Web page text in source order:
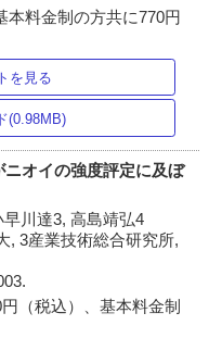
本料金制の方共に770円
を見る
(0.98MB)
オイの強度評定に及ぼ
川達3, 高島靖弘4
, 3産業技術総合研究所,
（税込）、基本料金制